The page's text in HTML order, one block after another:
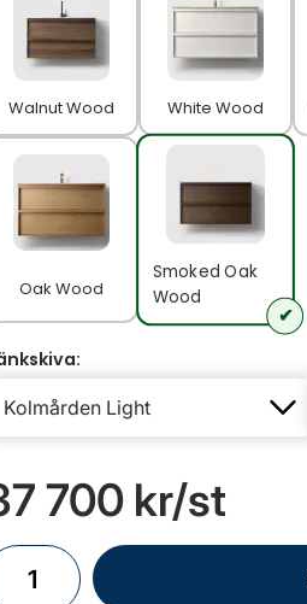
Walnut Wood White Wood
Oak Wood
Smoked Oak
Wood
700 kr/st